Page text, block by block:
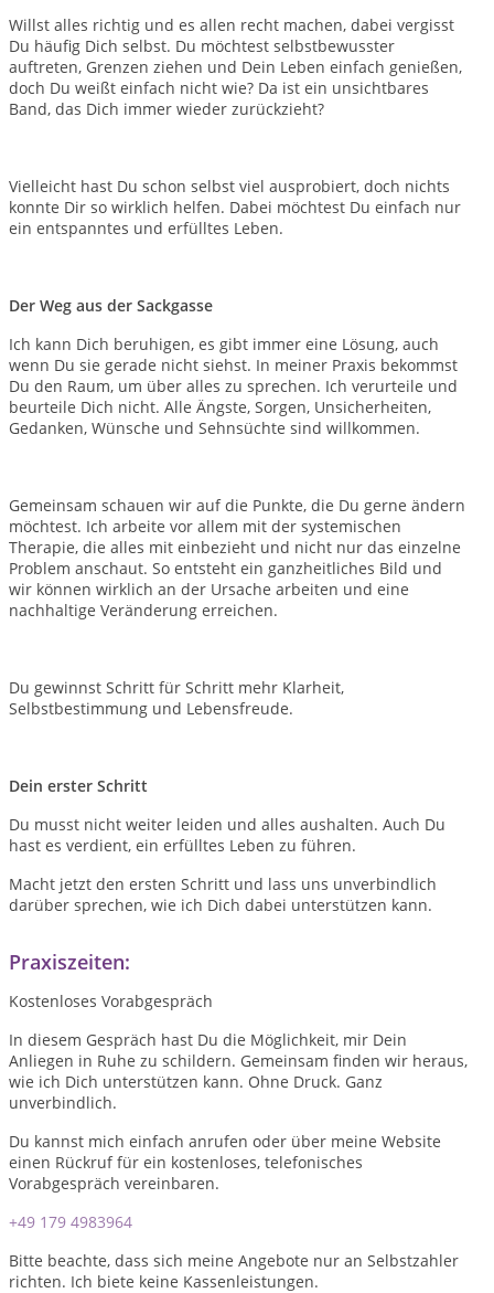
Willst alles richtig und es allen recht machen, dabei vergisst
Du häufig Dich selbst. Du möchtest selbstbewusster
auftreten, Grenzen ziehen und Dein Leben einfach genießen,
doch Du weißt einfach nicht wie? Da ist ein unsichtbares
Band, das Dich immer wieder zurückzieht?
Vielleicht hast Du schon selbst viel ausprobiert, doch nichts
konnte Dir so wirklich helfen. Dabei möchtest Du einfach nur
ein entspanntes und erfülltes Leben.
Der Weg aus der Sackgasse
Ich kann Dich beruhigen, es gibt immer eine Lösung, auch
wenn Du sie gerade nicht siehst. In meiner Praxis bekommst
Du den Raum, um über alles zu sprechen. Ich verurteile und
beurteile Dich nicht. Alle Ängste, Sorgen, Unsicherheiten,
Gedanken, Wünsche und Sehnsüchte sind willkommen.
Gemeinsam schauen wir auf die Punkte, die Du gerne ändern
möchtest. Ich arbeite vor allem mit der systemischen
Therapie, die alles mit einbezieht und nicht nur das einzelne
Problem anschaut. So entsteht ein ganzheitliches Bild und
wir können wirklich an der Ursache arbeiten und eine
nachhaltige Veränderung erreichen.
Du gewinnst Schritt für Schritt mehr Klarheit,
Selbstbestimmung und Lebensfreude.
Dein erster Schritt
Du musst nicht weiter leiden und alles aushalten. Auch Du
hast es verdient, ein erfülltes Leben zu führen.
Macht jetzt den ersten Schritt und lass uns unverbindlich
darüber sprechen, wie ich Dich dabei unterstützen kann.
Praxiszeiten:
Kostenloses Vorabgespräch
In diesem Gespräch hast Du die Möglichkeit, mir Dein
Anliegen in Ruhe zu schildern. Gemeinsam finden wir heraus,
wie ich Dich unterstützen kann. Ohne Druck. Ganz
unverbindlich.
Du kannst mich einfach anrufen oder über meine Website
einen Rückruf für ein kostenloses, telefonisches
Vorabgespräch vereinbaren.
+49 179 4983964
Bitte beachte, dass sich meine Angebote nur an Selbstzahler
richten. Ich biete keine Kassenleistungen.